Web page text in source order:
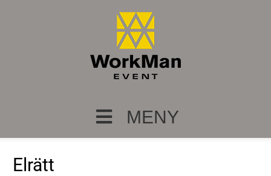
MENY
Elrätt